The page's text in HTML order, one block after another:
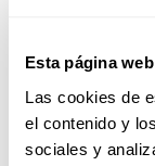
Esta página
Las cookies de
el contenido y
sociales y El